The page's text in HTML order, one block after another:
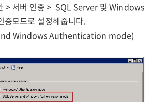
> 서버 인증 > SQL Server 및 Windows
증모드로 설정해줍니다.
Windows Authentication mode)